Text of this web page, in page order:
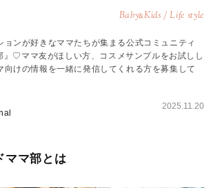
Baby&Kids / Life style
ョンが好きなママたちが集まる公式コミュニティ
』♡ママ友がほしい方、コスメサンプルをお試しし
向けの情報を一緒に発信してくれる方を募集して
2025.11.20
ママ部とは